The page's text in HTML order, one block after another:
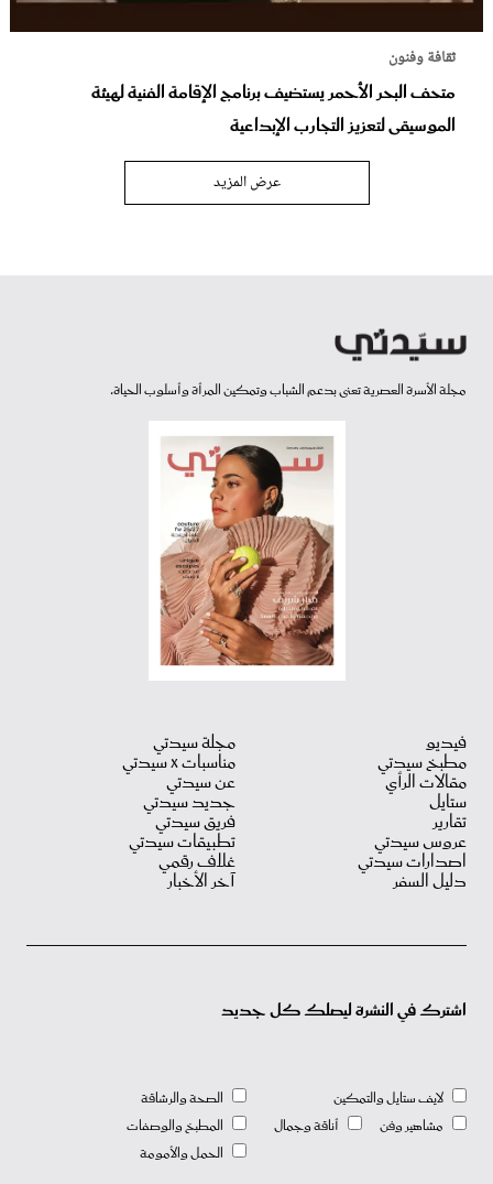
ثقافة وفنون
متحف البحر الأحمر يستضيف برنامج الإقامة الفنية لهيئة
الموسيقى لتعزيز التجارب الإبداعية
عرض المزيد
مجلة الأسرة العصرية تعنى بدعم الشباب وتمكين المرأة وأسلوب الحياة.
فيديو
مطبخ سيدتي
مقالات الرأي
ستايل
تقارير
عروس سيدتي
اصدارات سيدتي
دليل السفر
مجلة سيدتي
مناسبات X سيدتي
عن سيدتي
جديد سيدتي
فريق سيدتي
تطبيقات سيدتي
غلاف رقمي
آخر الأخبار
اشترك في النشرة ليصلك كل جديد
لايف ستايل والتمكين
مشاهير وفن
أناقة وجمال
الصحة والرشاقة
المطبخ والوصفات
الحمل والأمومة